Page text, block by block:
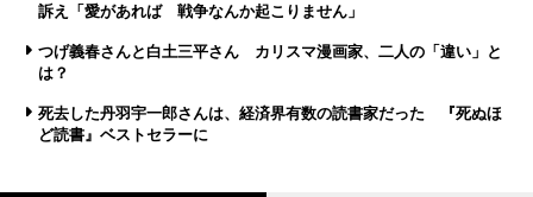
訴え「愛があれば 戦争なんか起こりません」
つげ義春さんと白土三平さん カリスマ漫画家、二人の「違い」と
は？
死去した丹羽宇一郎さんは、経済界有数の読書家だった 『死ぬほ
ど読書』ベストセラーに